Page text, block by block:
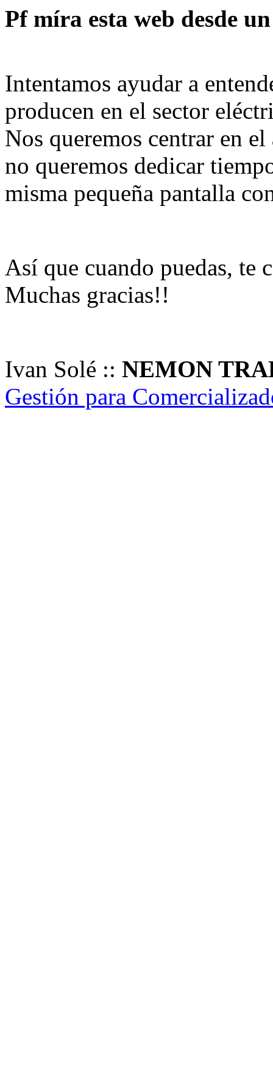
Pf míra esta web desde
Intentamos ayudar a
producen en el sector
Nos queremos centrar en el
no queremos dedicar
misma pequeña pantalla
Así que cuando puedas, te
Muchas gracias!!
Ivan Solé :: NEMON
Gestión para